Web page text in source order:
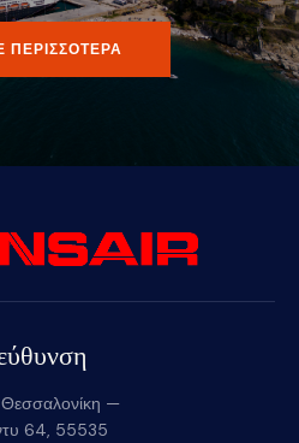
ΠΕΡΙΣΣΟΤΕΡΑ
Θεσσαλονίκη —
64, 55535